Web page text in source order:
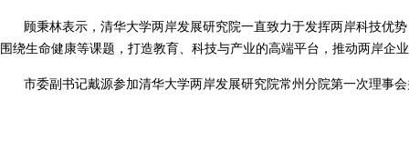
顾秉林表示，清华大学两岸发展研究院一直致力于发挥两岸科技优
围绕生命健康等课题，打造教育、科技与产业的高端平台，推动两岸企
市委副书记戴源参加清华大学两岸发展研究院常州分院第一次理事